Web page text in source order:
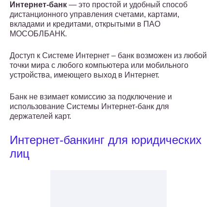
Интернет-банк — это простой и удобный способ
дистанционного управления счетами, картами,
вкладами и кредитами, открытыми в ПАО
МОСОБЛБАНК.
Доступ к Системе Интернет – банк возможен из любой
точки мира с любого компьютера или мобильного
устройства, имеющего выход в Интернет.
Банк не взимает комиссию за подключение и
использование Системы Интернет-банк для
держателей карт.
Интернет-банкинг для юридических
лиц